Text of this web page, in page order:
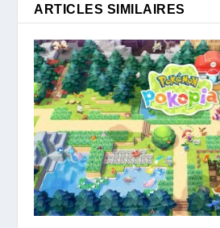
ARTICLES SIMILAIRES